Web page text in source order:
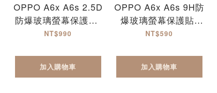
OPPO A6x A6s 2.5D
防爆玻璃螢幕保護貼-
滿版
NT$990
加入購物車
OPPO A6x A6s 9H防
爆玻璃螢幕保護貼-
MQG
NT$590
加入購物車